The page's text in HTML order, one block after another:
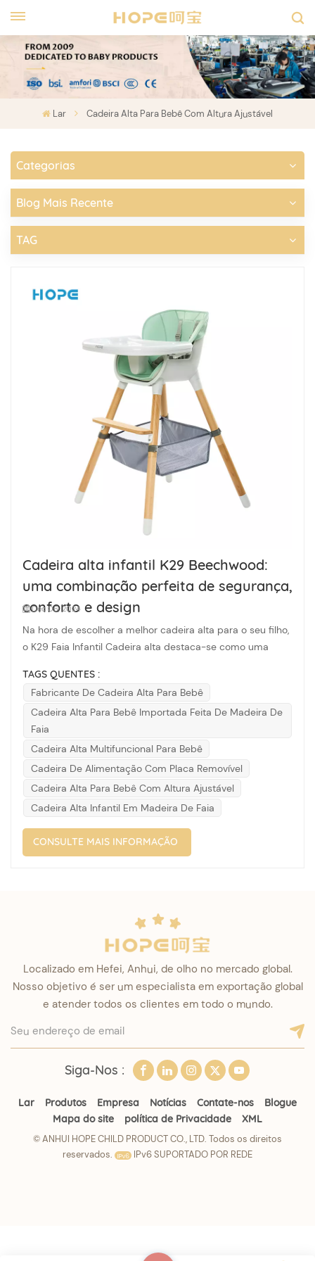
Lar Cadeira Alta Para Bebê Com Altura Ajustável
Categorias
Blog Mais Recente
TAG
Cadeira alta infantil K29 Beechwood:
uma combinação perfeita de segurança,
conforto e design
Dec 06, 2024
Na hora de escolher a melhor cadeira alta para o seu filho,
o K29 Faia Infantil Cadeira alta destaca-se como uma
detalhes, esta cadeira oferece segurança, funcionalidade e
estilo, tornando-a um complemento essencial para
qualquer casa com crian...
TAGS QUENTES :
Fabricante De Cadeira Alta Para Bebê
Cadeira Alta Para Bebê Importada Feita De Madeira De
Faia
Cadeira Alta Multifuncional Para Bebê
Cadeira De Alimentação Com Placa Removível
Cadeira Alta Para Bebê Com Altura Ajustável
Cadeira Alta Infantil Em Madeira De Faia
CONSULTE MAIS INFORMAÇÃO
Localizado em Hefei, Anhui, de olho no mercado global.
Nosso objetivo é ser um especialista em exportação global
e atender todos os clientes em todo o mundo.
Siga-Nos :
Lar Produtos Empresa Notícias Contate-nos
Blogue
Mapa do site
política de Privacidade XML
© ANHUI HOPE CHILD PRODUCT CO., LTD. Todos os direitos
reservados.
IPv6 SUPORTADO POR REDE